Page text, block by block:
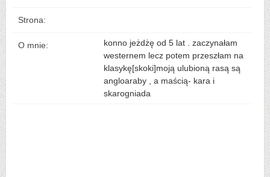
Strona:
O mnie:
konno jeżdżę od 5 lat . zaczynałam
westernem lecz potem przeszłam na
klasykę[skoki]moją ulubioną rasą są
angloaraby , a maścią- kara i
skarogniada